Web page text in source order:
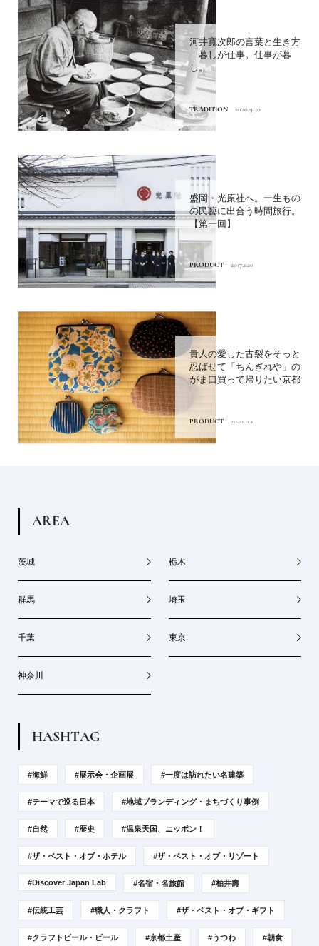
河井寬次郎の言葉と生き方
｜暮しが仕事。仕事が暮
し。
TRADITION 2020.9.20
盛岡・光原社へ。一生もの
の民藝に出合う時間旅行。
【第一回】
PRODUCT 2017.1.20
貴人の愛した古裂をそっと
忍ばせて「ちんぎれや」の
がま口買って帰りたい京都
PRODUCT 2020.11.1
AREA
茨城 栃木
群馬 埼玉
千葉 東京
神奈川
HASHTAG
#海鮮 #展示会・企画展 #一度は訪れたい名建築
#テーマで巡る日本 #地域ブランディング・まちづくり事例
#自然 #歴史 #温泉天国、ニッポン！
#ザ・ベスト・オブ・ホテル #ザ・ベスト・オブ・リゾート
#Discover Japan Lab #名宿・名旅館 #柏井壽
#伝統工芸 #職人・クラフト #ザ・ベスト・オブ・ギフト
#クラフトビール・ビール #京都土産 #うつわ #朝食